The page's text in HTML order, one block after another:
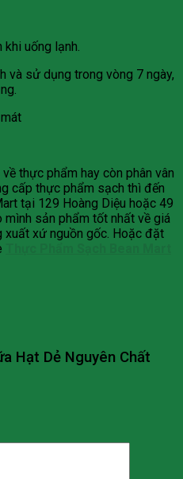
khi uống lạnh.
và sử dụng trong vòng 7 ngày,
thực phẩm hay còn phân vân
cấp thực phẩm sạch thì đến
tại 129 Hoàng Diệu hoặc 49
sản phẩm tốt nhất về giá
xuất xứ nguồn gốc. Hoặc đặt
Hạt Dẻ Nguyên Chất